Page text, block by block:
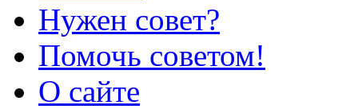
Нужен совет?
Помочь советом!
О сайте